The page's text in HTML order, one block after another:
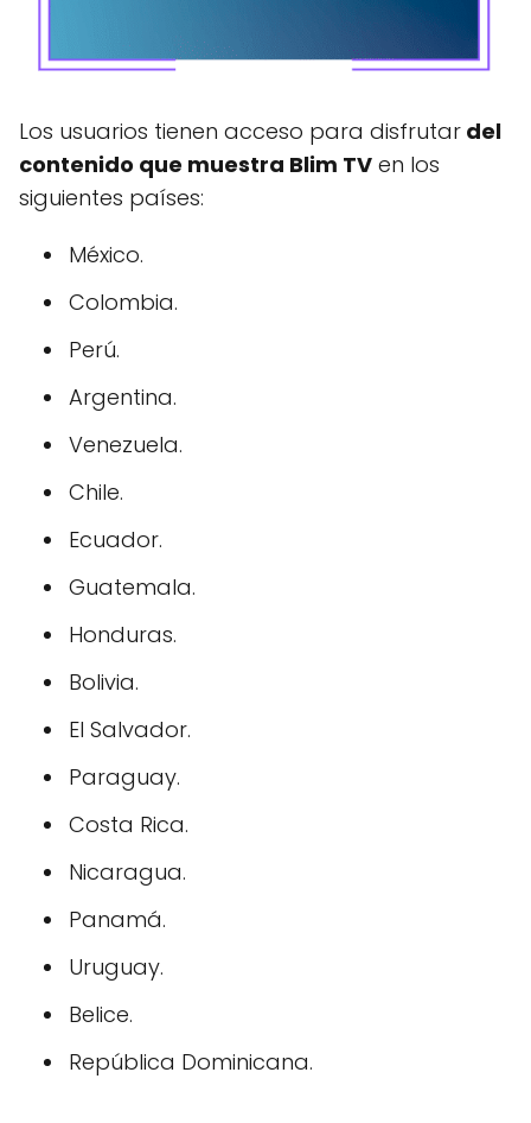
Los usuarios tienen acceso para disfrutar del
contenido que muestra Blim TV en los
siguientes países:
México.
Colombia.
Perú.
Argentina.
Venezuela.
Chile.
Ecuador.
Guatemala.
Honduras.
Bolivia.
El Salvador.
Paraguay.
Costa Rica.
Nicaragua.
Panamá.
Uruguay.
Belice.
República Dominicana.